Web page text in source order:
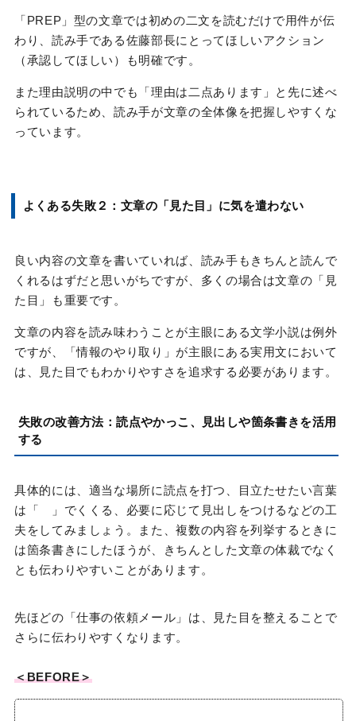
「PREP」型の文章では初めの二文を読むだけで用件が伝
わり、読み手である佐藤部長にとってほしいアクション
（承認してほしい）も明確です。
また理由説明の中でも「理由は二点あります」と先に述べ
られているため、読み手が文章の全体像を把握しやすくな
っています。
よくある失敗２：文章の「見た目」に気を遣わない
良い内容の文章を書いていれば、読み手もきちんと読んで
くれるはずだと思いがちですが、多くの場合は文章の「見
た目」も重要です。
文章の内容を読み味わうことが主眼にある文学小説は例外
ですが、「情報のやり取り」が主眼にある実用文において
は、見た目でもわかりやすさを追求する必要があります。
失敗の改善方法：読点やかっこ、見出しや箇条書きを活用
する
具体的には、適当な場所に読点を打つ、目立たせたい言葉
は「 」でくくる、必要に応じて見出しをつけるなどの工
夫をしてみましょう。また、複数の内容を列挙するときに
は箇条書きにしたほうが、きちんとした文章の体裁でなく
とも伝わりやすいことがあります。
先ほどの「仕事の依頼メール」は、見た目を整えることで
さらに伝わりやすくなります。
＜BEFORE＞